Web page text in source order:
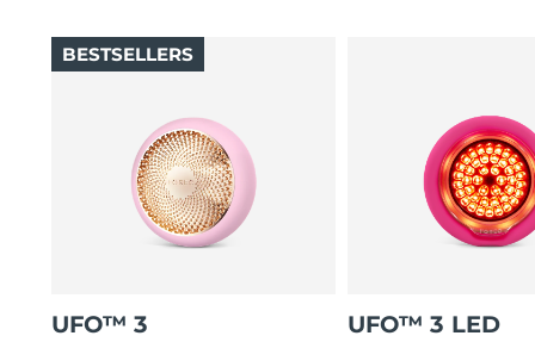
UFO™ 3
BESTSELLERS
UFO™ 3 LED